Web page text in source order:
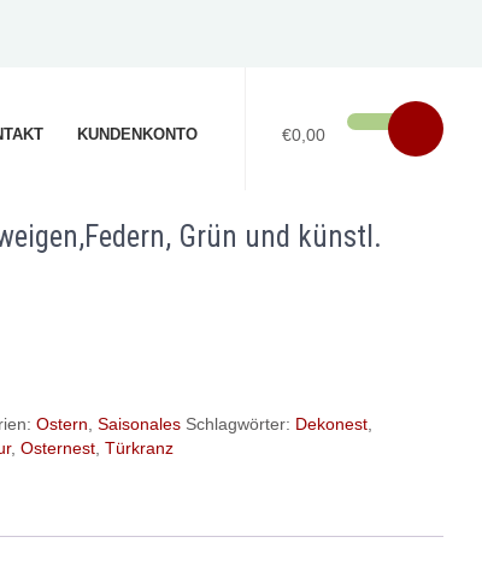
€0,00
KUNDENKONTO
Grün und künstl.
Ostern Saisonales Schlagwörter: Dekonest,
, Osternest, Türkranz